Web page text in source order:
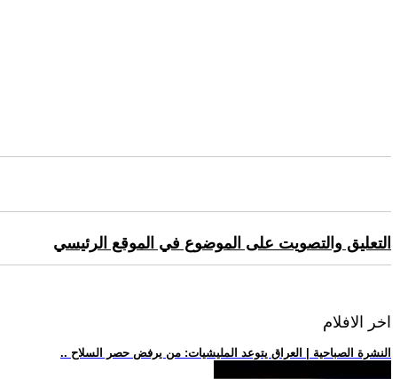
التعليق والتصويت على الموضوع في الموقع الرئيسي
اخر الافلام
.. النشرة الصباحية | العراق يتوعد المليشيات: من يرفض حصر السلاح